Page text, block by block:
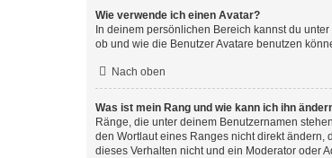
Wie verwende ich einen Avatar?
In deinem persönlichen Bereich kannst du
ob und wie die Benutzer Avatare benutzen
Nach oben
Was ist mein Rang und wie kann ich ihn
Ränge, die unter deinem Benutzernamen
den Wortlaut eines Ranges nicht direkt
dieses Verhalten nicht und ein Moderator oder